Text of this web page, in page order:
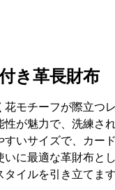
き革長財布
花モチーフが際立つ
が魅力で、洗練さ
いサイズで、カー
に最適な革財布と
イルを引き立てます